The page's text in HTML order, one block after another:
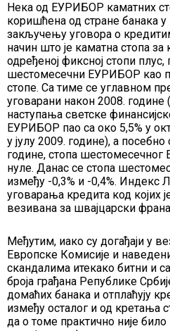
Нека од ЕУРИБОР каматних
коришћена од стране банака
закључењу уговора о
начин што је каматна стопа за
одређеној фиксној стопи
шестомесечни ЕУРИБОР као
стопе. Са тиме се углавном
уговарани након 2008. године
наступања светске
ЕУРИБОР пао са око 5,5% у
у јулу 2009. године), а
године, стопа
нуле. Данас се стопа
између -0,3% и -0,4%.
уговарања кредита код којих
везивана за швајцарски
Међутим, иако су догађаји у
Европске Комисије и
скандалима итекако битни и
броја грађана Републике
домаћих банака и отплаћују
између осталог и од
да о томе практично није